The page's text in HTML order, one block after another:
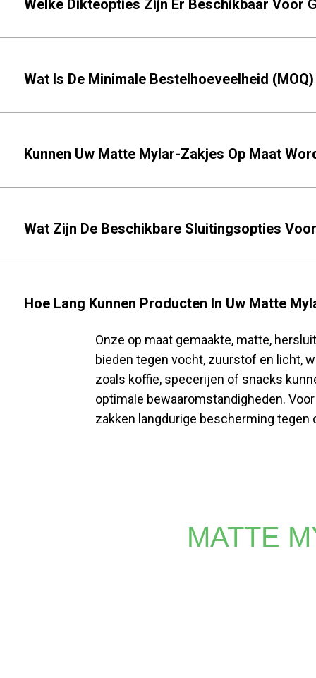
Welke Dikteopties Zijn Er Beschikbaar Voor
Wat Is De Minimale Bestelhoeveelheid
Kunnen Uw Matte Mylar-Zakjes Op Maat
Wat Zijn De Beschikbare Sluitingsopties
Hoe Lang Kunnen Producten In Uw Matte
Onze op maat gemaakte, matte,
bieden tegen vocht, zuurstof en licht,
zoals koffie, specerijen of snacks
optimale bewaaromstandigheden.
zakken langdurige bescherming
MATTE